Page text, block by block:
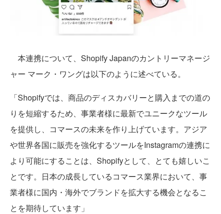
本連携について、Shopify Japanのカントリーマネージ
ャー マーク・ワングは以下のように述べている。
「Shopifyでは、商品のディスカバリーと購入までの道の
りを短縮するため、事業者様に最新でユニークなツール
を提供し、コマースの未来を作り上げています。アジア
や世界各国に販売を強化するツールをInstagramの連携に
より可能にすることは、Shopifyとして、とても嬉しいこ
とです。日本の成長しているコマース業界において、事
業者様に国内・海外でブランドを拡大する機会となるこ
とを期待しています」